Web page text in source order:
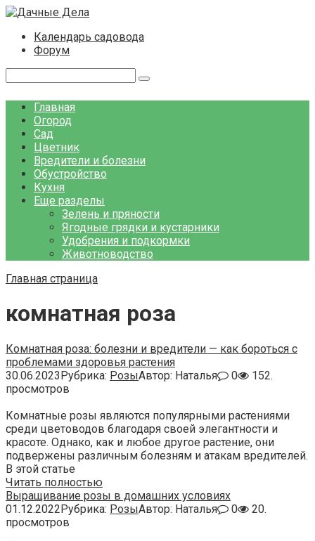
Перейти
контентуКалендарь садовода
Форум
Главная
Огород
Сад
Цветник
Вредители и болезни
Обустройство
Кухня
Еще разделы
Зелень и пряности
Ягодные грядки и кустарники
Удобрения и подкормки
Животноводство
Главная страница
комнатная роза
Комнатная роза: болезни и вредители — как бороться с
проблемами здоровья растения
30.06.2023Рубрика: РозыАвтор: Наталья 0
152.
просмотров
Комнатные розы являются популярными растениями
среди цветоводов благодаря своей элегантности и
красоте. Однако, как и любое другое растение, они
подвержены различным болезням и атакам вредителей.
В этой статье
Читать полностью
Выращивание розы в домашних условиях
01.12.2022Рубрика: РозыАвтор: Наталья 0
20.
просмотров